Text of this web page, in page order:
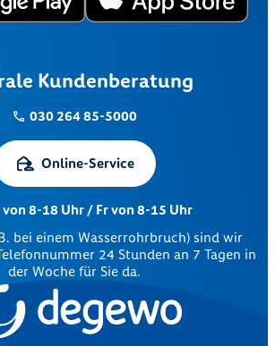
Kundenberatung
030 264 85-5000
Online-Service
8-18 Uhr / Fr von 8-15 Uhr
bei einem Wasserrohrbruch) sind wir
24 Stunden an 7 Tagen in
der Woche für Sie da.